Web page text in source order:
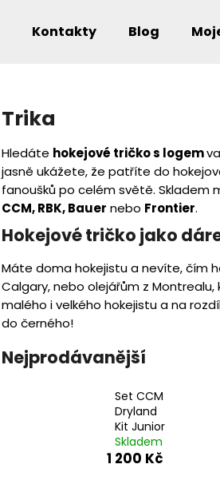
Kontakty Blog
Trika
Hledáte hokejové tričko s logem
jasně ukážete, že patříte do
fanoušků po celém světě. Skladem
CCM, RBK, Bauer nebo Frontier.
Hokejové tričko jako
Máte doma hokejistu a nevíte, čím
Calgary, nebo olejářům z
malého i velkého hokejistu a na
do černého!
Nejprodávanější
Set CCM
Dryland
Kit Junior
Skladem
1 200 Kč
Doporučujeme